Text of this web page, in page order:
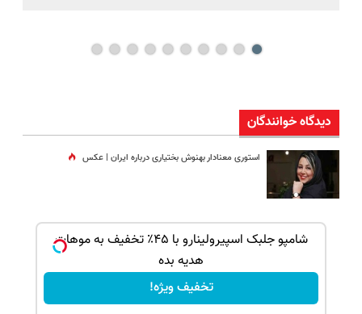
دیدگاه خوانندگان
استوری معنادار بهنوش بختیاری درباره ایران | عکس
شامپو جلبک اسپیرولینارو با ۴۵٪ تخفیف به موهات
هدیه بده
تخفیف ویژه!